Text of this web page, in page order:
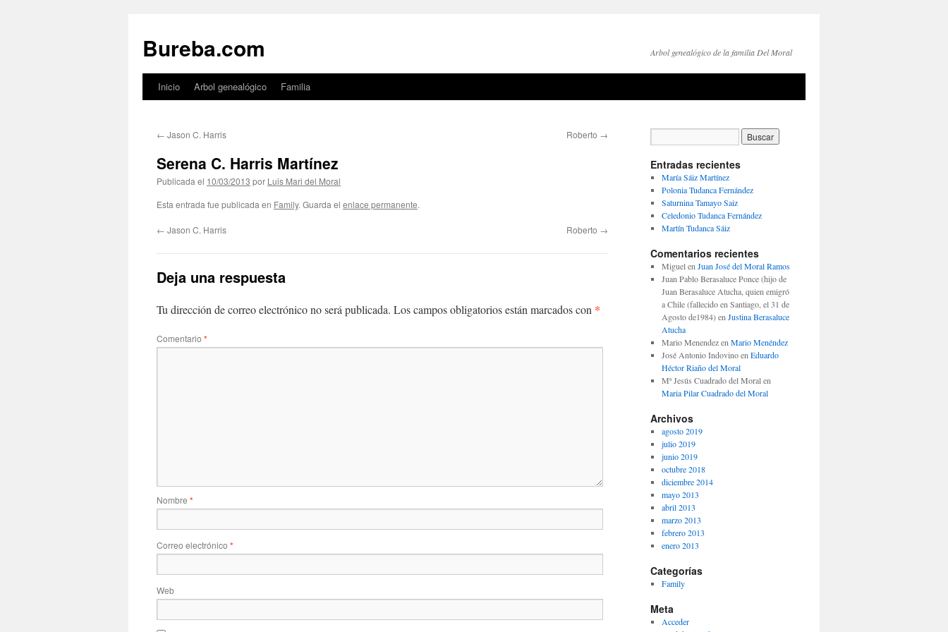
Bureba.com Arbol genealógico de la familia Del Moral
Saltar
contenido
Inicio Arbol genealógico Familia
← Jason C. Harris Roberto →
Serena C. Harris Martínez
Publicada el 10/03/2013 por Luis Mari del Moral
Esta entrada fue publicada en Family. Guarda el enlace permanente.
← Jason C. Harris Roberto →
Deja una respuesta
Tu dirección de correo electrónico no será publicada. Los campos obligatorios están marcados con *
Comentario *
Nombre *
Correo electrónico *
Web
Entradas recientes
María Sáiz Martínez
Polonia Tudanca Fernández
Saturnina Tamayo Saiz
Celedonio Tudanca Fernández
Martín Tudanca Sáiz
Comentarios recientes
Miguelen Juan José del Moral Ramos
Juan Pablo Berasaluce Ponce (hijo de
Juan Berasaluce Atucha, quien emigró
a Chile (fallecido en Santiago, el 31 de
Agosto de1984)en Justina Berasaluce
Atucha
Mario Menendezen Mario Menéndez
José Antonio Indovinoen Eduardo
Héctor Riaño del Moral
Mª Jesús Cuadrado del Moralen
Maria Pilar Cuadrado del Moral
Archivos
agosto 2019
julio 2019
junio 2019
octubre 2018
diciembre 2014
mayo 2013
abril 2013
marzo 2013
febrero 2013
enero 2013
Categorías
Family
Meta
Acceder